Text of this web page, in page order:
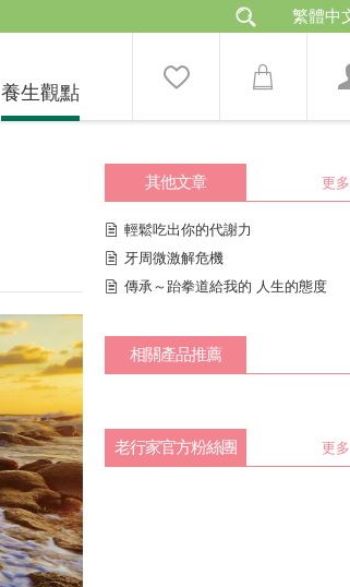
其他文章 更多
輕鬆吃出你的代謝力
牙周微激解危機
傳承～跆拳道給我的 人生的態度
相關產品推薦
老行家官方粉絲團 更多
養生觀點